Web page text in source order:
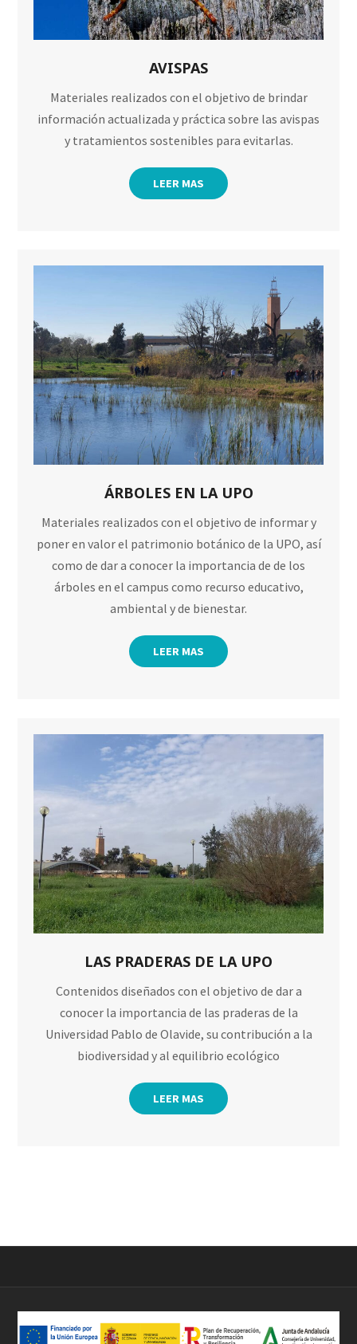
AVISPAS
Materiales realizados con el objetivo de brindar
información actualizada y práctica sobre las avispas
y tratamientos sostenibles para evitarlas.
LEER MAS
ÁRBOLES EN LA UPO
Materiales realizados con el objetivo de informar y
poner en valor el patrimonio botánico de la UPO, así
como de dar a conocer la importancia de de los
árboles en el campus como recurso educativo,
ambiental y de bienestar.
LEER MAS
LAS PRADERAS DE LA UPO
Contenidos diseñados con el objetivo de dar a
conocer la importancia de las praderas de la
Universidad Pablo de Olavide, su contribución a la
biodiversidad y al equilibrio ecológico
LEER MAS